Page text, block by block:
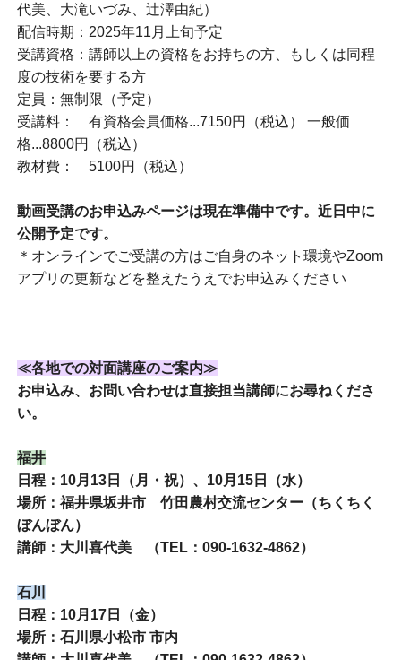
代美、大滝いづみ、辻澤由紀）
配信時期：2025年11月上旬予定
受講資格：講師以上の資格をお持ちの方、もしくは同程
度の技術を要する方
定員：無制限（予定）
受講料： 有資格会員価格...7150円（税込） 一般価
格...8800円（税込）
教材費： 5100円（税込）
動画受講のお申込みページは現在準備中です。近日中に
公開予定です。
＊オンラインでご受講の方はご自身のネット環境やZoom
アプリの更新などを整えたうえでお申込みください
≪各地での対面講座のご案内≫
お申込み、お問い合わせは直接担当講師にお尋ねくださ
い。
福井
日程：10月13日（月・祝）、10月15日（水）
場所：福井県坂井市 竹田農村交流センター（ちくちく
ぼんぼん）
講師：大川喜代美 （TEL：090-1632-4862）
石川
日程：10月17日（金）
場所：石川県小松市 市内